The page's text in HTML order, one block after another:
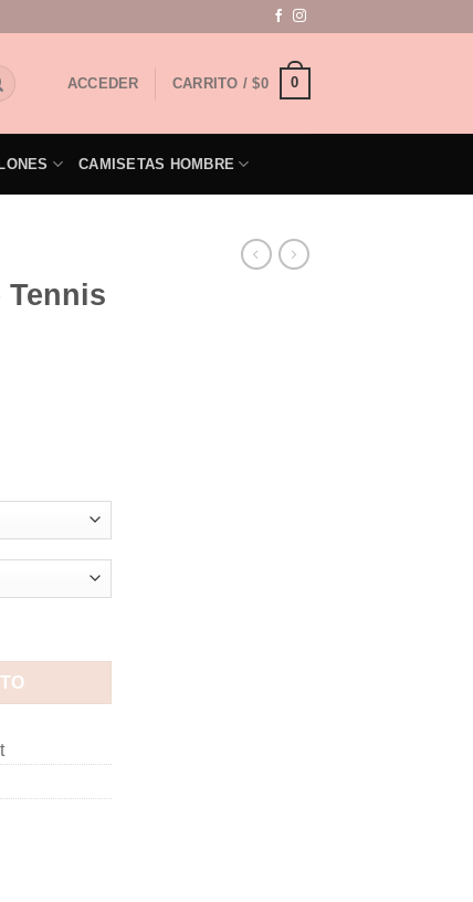
ACCEDER CARRITO /$0 0
CAMISETAS HOMBRE
Tennis